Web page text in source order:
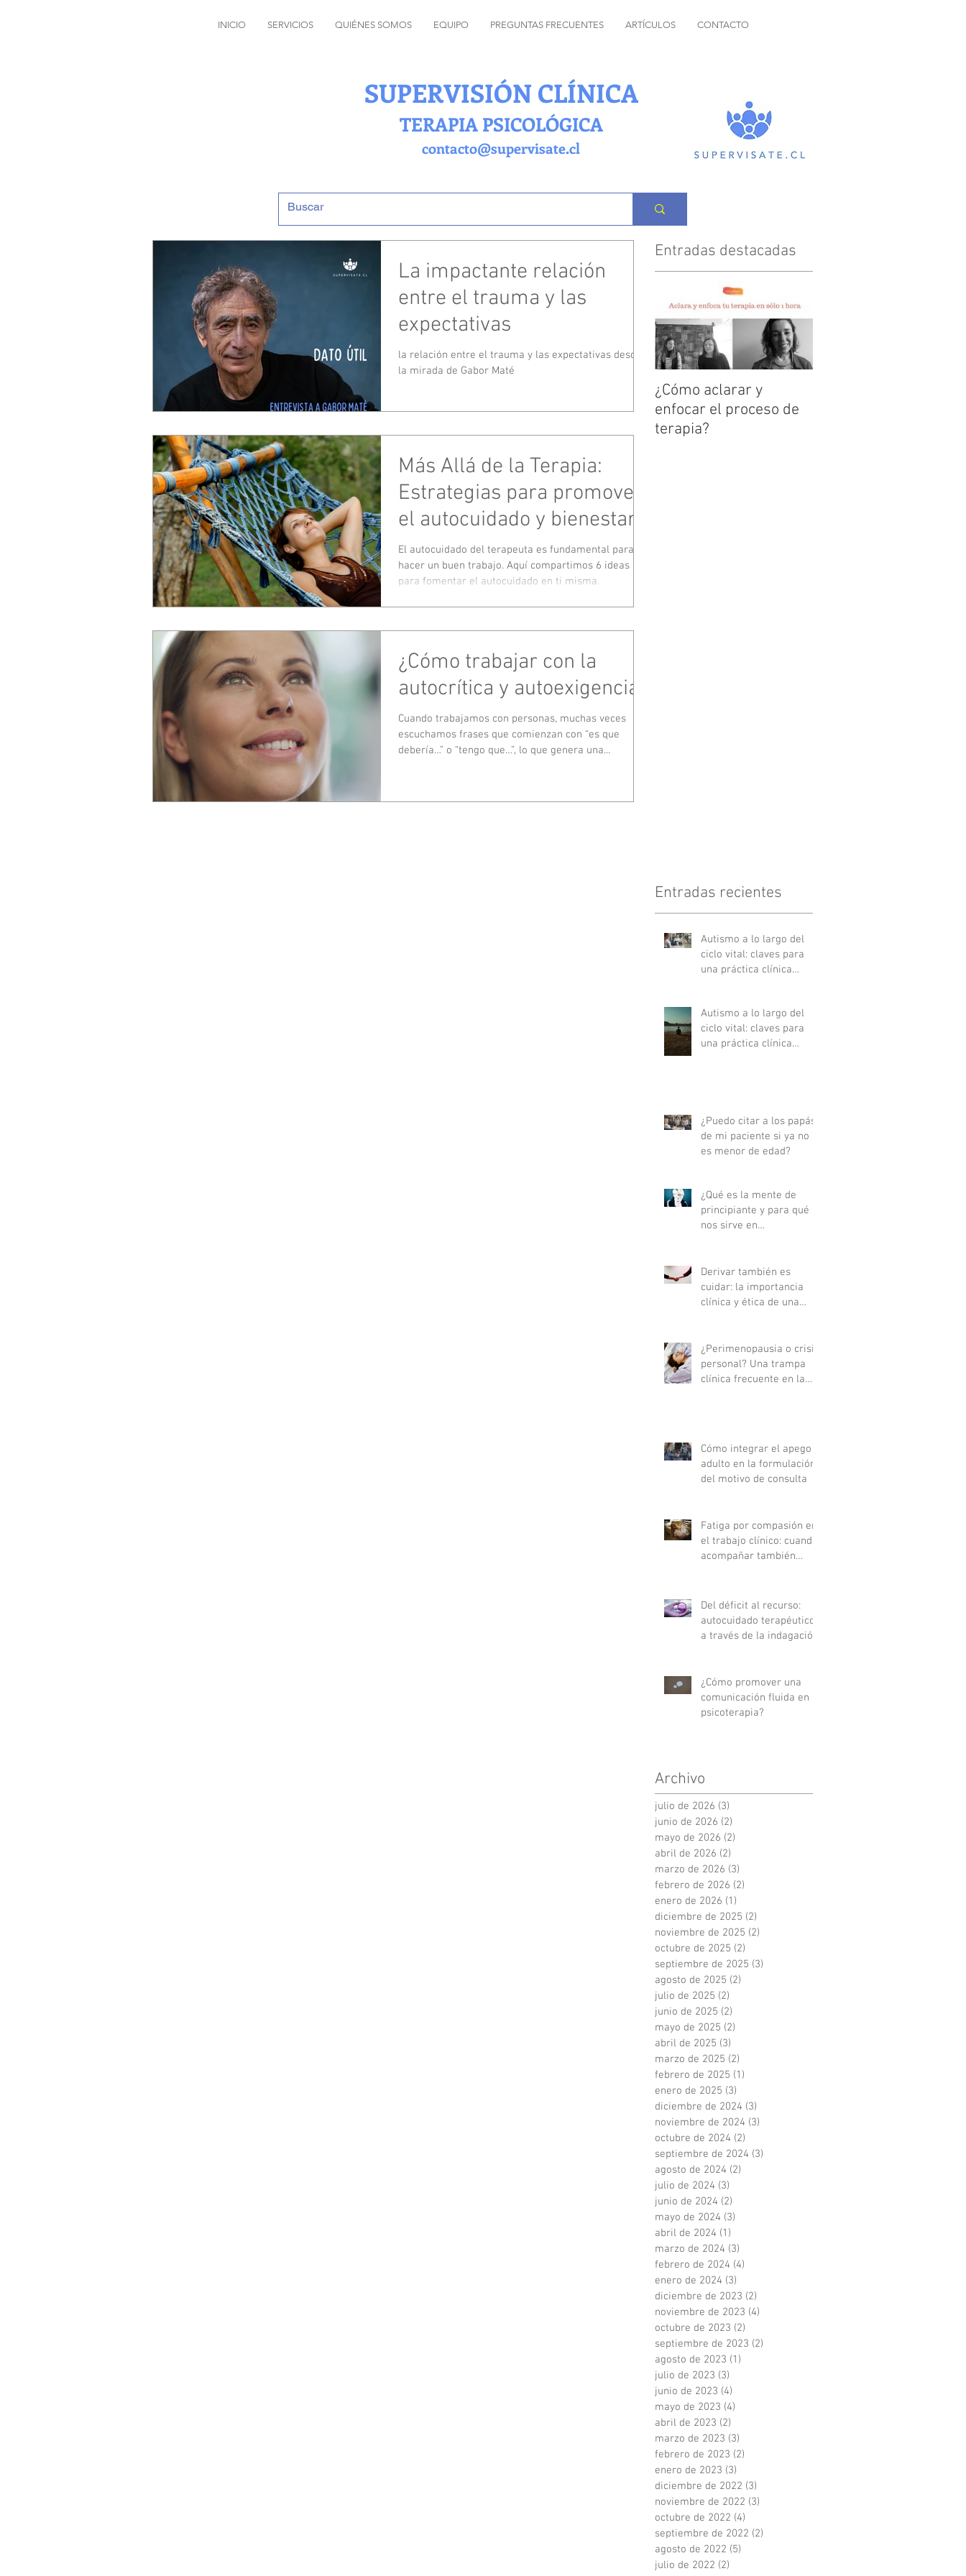
INICIO SERVICIOS QUIÉNES SOMOS EQUIPO PREGUNTAS FRECUENTES ARTÍCULOS CONTACTO
SUPERVISIÓN CLÍNICA
TERAPIA PSICOLÓGICA
contacto@supervisate.cl
La impactante relación
entre el trauma y las
expectativas
la relación entre el trauma y las expectativas desde
la mirada de Gabor Maté
Más Allá de la Terapia:
Estrategias para promover
el autocuidado y bienestar
del terapeuta
El autocuidado del terapeuta es fundamental para
hacer un buen trabajo. Aquí compartimos 6 ideas
para fomentar el autocuidado en ti misma.
¿Cómo trabajar con la
autocrítica y autoexigencia?
Cuando trabajamos con personas, muchas veces
escuchamos frases que comienzan con “es que
debería…” o “tengo que…”, lo que genera una...
Entradas destacadas
¿Cómo aclarar y
enfocar el proceso de
terapia?
Entradas recientes
Autismo a lo largo del
ciclo vital: claves para
una práctica clínica
Autismo a lo largo del
ciclo vital: claves para
una práctica clínica
¿Puedo citar a los papás
de mi paciente si ya no
es menor de edad?
¿Qué es la mente de
principiante y para qué
nos sirve en
Derivar también es
cuidar: la importancia
clínica y ética de una
¿Perimenopausia o crisis
personal? Una trampa
clínica frecuente en la
Cómo integrar el apego
adulto en la formulación
del motivo de consulta
Fatiga por compasión en
el trabajo clínico: cuando
acompañar también
Del déficit al recurso:
autocuidado terapéutico
a través de la indagación
¿Cómo promover una
comunicación fluida en
psicoterapia?
Archivo
julio de 2026 (3)
junio de 2026 (2)
mayo de 2026 (2)
abril de 2026 (2)
marzo de 2026 (3)
febrero de 2026 (2)
enero de 2026 (1)
diciembre de 2025 (2)
noviembre de 2025 (2)
octubre de 2025 (2)
septiembre de 2025 (3)
agosto de 2025 (2)
julio de 2025 (2)
junio de 2025 (2)
mayo de 2025 (2)
abril de 2025 (3)
marzo de 2025 (2)
febrero de 2025 (1)
enero de 2025 (3)
diciembre de 2024 (3)
noviembre de 2024 (3)
octubre de 2024 (2)
septiembre de 2024 (3)
agosto de 2024 (2)
julio de 2024 (3)
junio de 2024 (2)
mayo de 2024 (3)
abril de 2024 (1)
marzo de 2024 (3)
febrero de 2024 (4)
enero de 2024 (3)
diciembre de 2023 (2)
noviembre de 2023 (4)
octubre de 2023 (2)
septiembre de 2023 (2)
agosto de 2023 (1)
julio de 2023 (3)
junio de 2023 (4)
mayo de 2023 (4)
abril de 2023 (2)
marzo de 2023 (3)
febrero de 2023 (2)
enero de 2023 (3)
diciembre de 2022 (3)
noviembre de 2022 (3)
octubre de 2022 (4)
septiembre de 2022 (2)
agosto de 2022 (5)
julio de 2022 (2)